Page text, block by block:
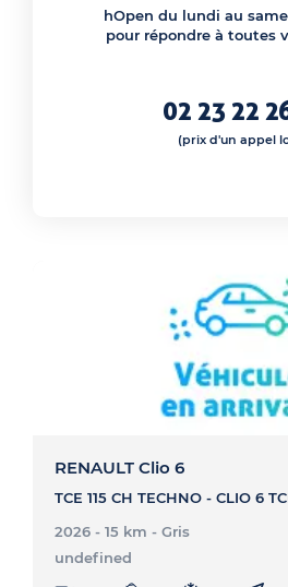
hOpen du lundi au
pour répondre à toutes
02 23 22
(prix d'un appel
RENAULT Clio 6
TCE 115 CH TECHNO - CLIO 6
2026 - 15 km - Gris
undefined